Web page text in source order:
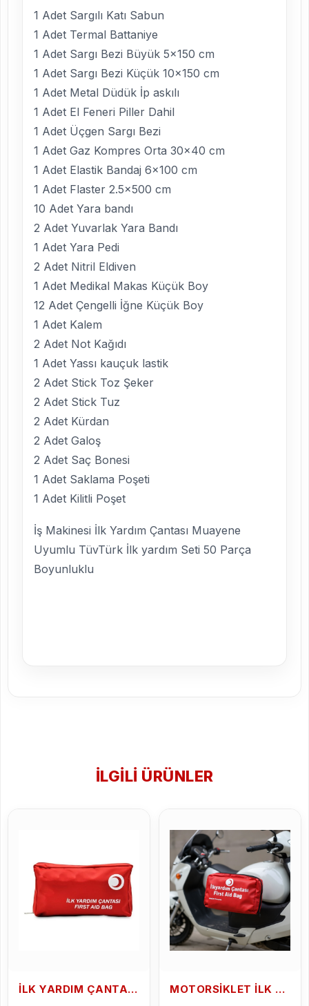
1 Adet Sargılı Katı Sabun
1 Adet Termal Battaniye
1 Adet Sargı Bezi Büyük 5×150 cm
1 Adet Sargı Bezi Küçük 10×150 cm
1 Adet Metal Düdük İp askılı
1 Adet El Feneri Piller Dahil
1 Adet Üçgen Sargı Bezi
1 Adet Gaz Kompres Orta 30×40 cm
1 Adet Elastik Bandaj 6×100 cm
1 Adet Flaster 2.5×500 cm
10 Adet Yara bandı
2 Adet Yuvarlak Yara Bandı
1 Adet Yara Pedi
2 Adet Nitril Eldiven
1 Adet Medikal Makas Küçük Boy
12 Adet Çengelli İğne Küçük Boy
1 Adet Kalem
2 Adet Not Kağıdı
1 Adet Yassı kauçuk lastik
2 Adet Stick Toz Şeker
2 Adet Stick Tuz
2 Adet Kürdan
2 Adet Galoş
2 Adet Saç Bonesi
1 Adet Saklama Poşeti
1 Adet Kilitli Poşet
İş Makinesi İlk Yardım Çantası Muayene
Uyumlu TüvTürk İlk yardım Seti 50 Parça
Boyunluklu
İLGILI ÜRÜNLER
ILK YARDIM ÇANTASI ARAÇ EV IŞ YERI ACIL MÜDAHALE ÇANTASI YÖNETMELIĞE UYGUN 35 PARÇA MOTORSIKLET İLK YARDIM ÇANTASI